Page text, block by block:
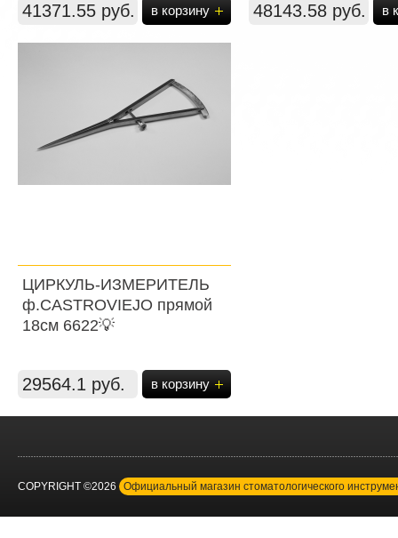
41371.55 руб. в корзину 48143.58 руб. в
ЦИРКУЛЬ-ИЗМЕРИТЕЛЬ
ф.CASTROVIEJO прямой
18см 6622💡
29564.1 руб. в корзину
COPYRIGHT ©2026 Официальный магазин стоматологического